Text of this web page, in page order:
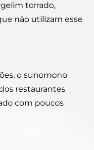
torrado,
não utilizam esse
o sunomono
restaurantes
com poucos